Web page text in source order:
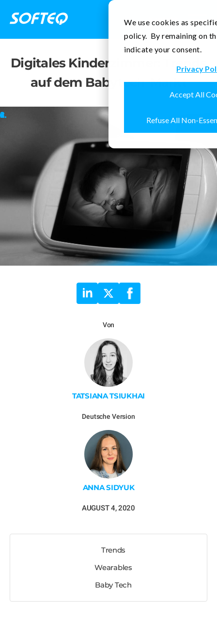
We use cookies as
policy. By remaining on
indicate your consent.
Privacy
Accept All
Refuse All Non-
Kontakt
Digitales Kinderzimmer: Trends
auf dem Babytech-Markt
Von
TATSIANA TSIUKHAI
Deutsche Version
ANNA SIDYUK
AUGUST 4, 2020
Trends
Wearables
Baby Tech